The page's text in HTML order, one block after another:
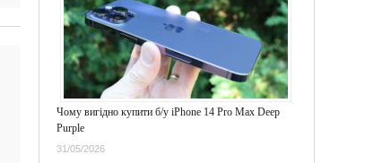
Чому вигідно купити б/у iPhone 14 Pro Max Deep
Purple
31/05/2026